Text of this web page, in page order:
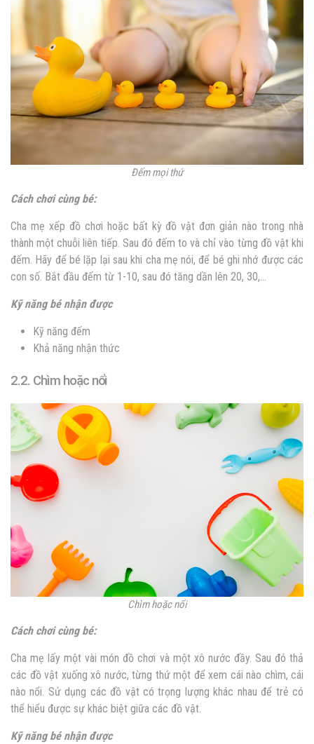
Đếm mọi thứ
Cách chơi cùng bé:
Cha mẹ xếp đồ chơi hoặc bất kỳ đồ vật đơn giản nào trong nhà
thành một chuỗi liên tiếp. Sau đó đếm to và chỉ vào từng đồ vật khi
đếm. Hãy để bé lặp lại sau khi cha mẹ nói, để bé ghi nhớ được các
con số. Bắt đầu đếm từ 1-10, sau đó tăng dần lên 20, 30,…
Kỹ năng bé nhận được
Kỹ năng đếm
Khả năng nhận thức
2.2. Chìm hoặc nổi
Chìm hoặc nổi
Cách chơi cùng bé:
Cha mẹ lấy một vài món đồ chơi và một xô nước đầy. Sau đó thả
các đồ vật xuống xô nước, từng thứ một để xem cái nào chìm, cái
nào nổi. Sử dụng các đồ vật có trọng lượng khác nhau để trẻ có
thể hiểu được sự khác biệt giữa các đồ vật.
Kỹ năng bé nhận được